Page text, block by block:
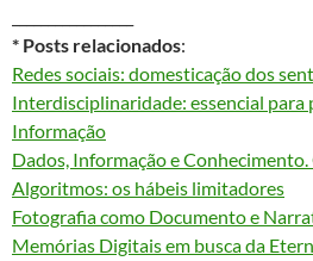
* Posts relacionados:
Redes sociais: domesticação dos
Interdisciplinaridade: essencial para
Informação
Dados, Informação e Conhecimento.
Algoritmos: os hábeis limitadores
Fotografia como Documento e
Memórias Digitais em busca da